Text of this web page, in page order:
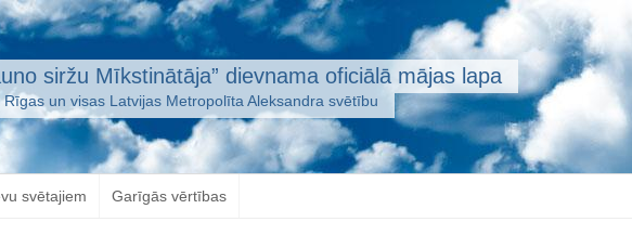
siržu Mīkstinātāja” dievnama oficiālā mājas lapa
un visas Latvijas Metropolīta Aleksandra svētību
svētajiem Garīgās vērtības